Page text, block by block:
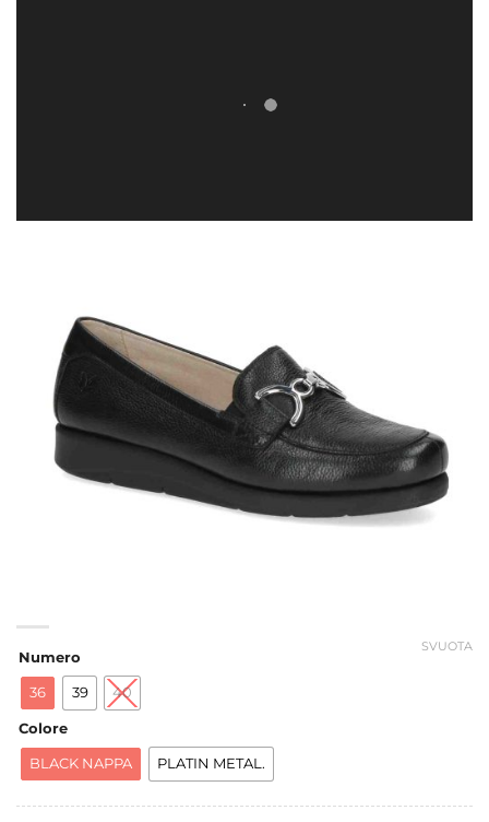
Numero
36 39 40
Colore
BLACK NAPPA PLATIN METAL.
SVUOTA